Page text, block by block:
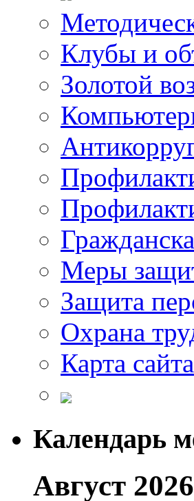
Клубы и
Золотой
Меры
Защита
Охрана
Карта сайта
Календарь
Август 2026